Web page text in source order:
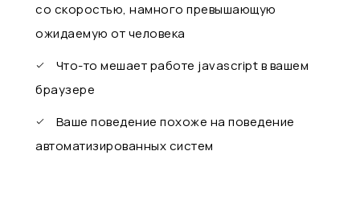
со скоростью, намного превышающую
ожидаемую от человека
Что-то мешает работе javascript в вашем
браузере
Ваше поведение похоже на поведение
автоматизированных систем